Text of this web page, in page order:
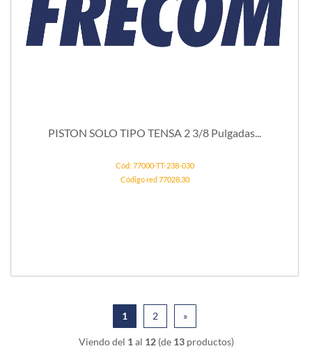
PISTON SOLO TIPO TENSA 2 3/8 Pulgadas...
Cód: 77000-TT-238-030
Código red 77028.30
1 2 »
Viendo del 1 al 12(de 13productos)